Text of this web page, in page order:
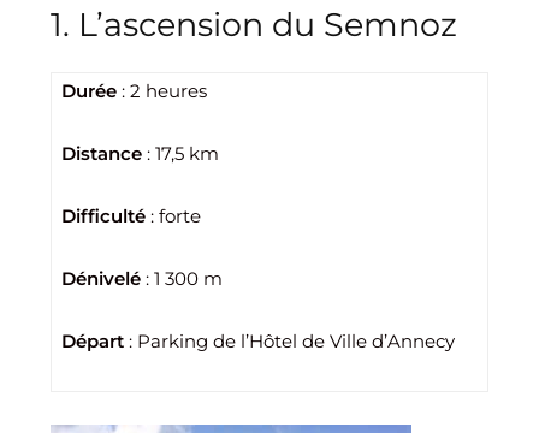
1. L’ascension du Semnoz
Durée : 2 heures
Distance : 17,5 km
Difficulté : forte
Dénivelé : 1 300 m
Départ : Parking de l’Hôtel de Ville d’Annecy